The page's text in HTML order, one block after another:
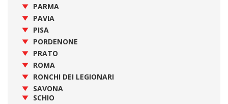
PARMA
PAVIA
PISA
PORDENONE
PRATO
ROMA
RONCHI DEI LEGIONARI
SAVONA
SCHIO